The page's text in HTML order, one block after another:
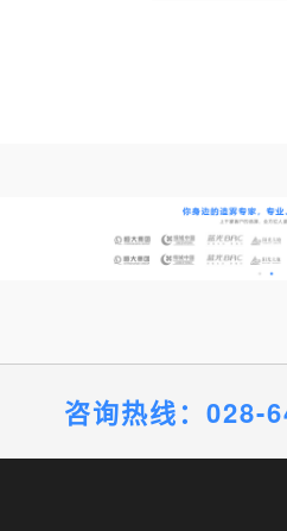
咨询热线：028-